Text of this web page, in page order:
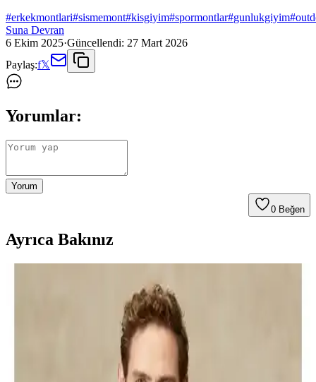
#erkekmontlari#sismemont#kisgiyim#spormontlar#gunlukgiyim#
Suna Devran
6 Ekim 2025·Güncellendi: 27 Mart 2026
Paylaş:f𝕏
Yorumlar:
Yorum
0 Beğen
Ayrıca Bakınız
Erkek Montları Karşılaştırması: Kaz Tüyü ve Nakış
Detaylı Modellerin Özellikleri
Bu makalede, kaz tüyü ve nakış detaylı erkek montlarının malzeme,
tasarım ve kullanım özellikleri detaylı şekilde karşılaştırılıyor,
kullanıcı yorumlarıyla değerlendirilerek en uygun seçenekler